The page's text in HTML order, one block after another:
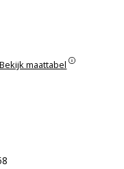
Bekijk maattabel